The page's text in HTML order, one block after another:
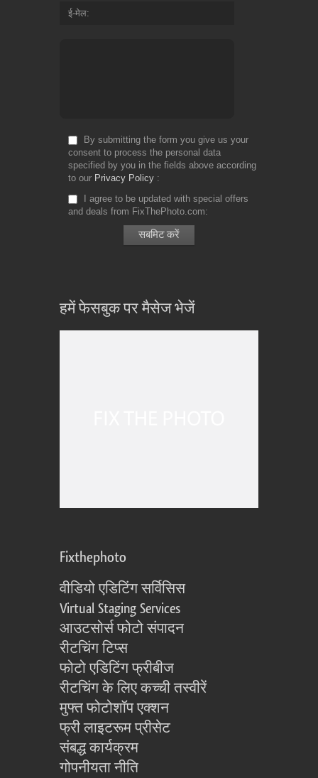
ई-मेल
By submitting the form you give us your
consent to process the personal data
specified by you in the fields above according
to our Privacy Policy
I agree to be updated with special offers
and deals from FixThePhoto.com
हमें फेसबुक पर मैसेज भेजें
Fixthephoto
वीडियो एडिटिंग सर्विसिस
Virtual Staging Services
आउटसोर्स फोटो संपादन
रीटचिंग टिप्स
फोटो एडिटिंग फ्रीबीज
रीटचिंग के लिए कच्ची तस्वीरें
मुफ्त फोटोशॉप एक्शन
फ्री लाइटरूम प्रीसेट
संबद्ध कार्यक्रम
गोपनीयता नीति